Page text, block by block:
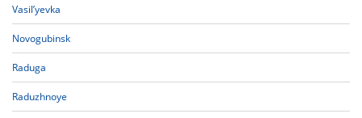
Vasil’yevka
Novogubinsk
Raduga
Raduzhnoye